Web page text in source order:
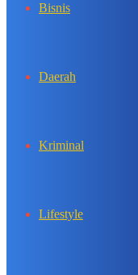
Bisnis
Daerah
Kriminal
Lifestyle